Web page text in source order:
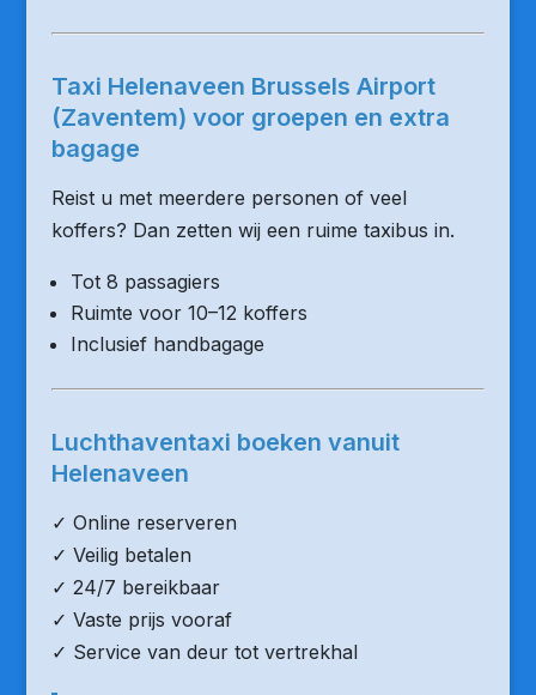
Taxi Helenaveen Brussels Airport
(Zaventem) voor groepen en extra
bagage
Reist u met meerdere personen of veel
koffers? Dan zetten wij een ruime taxibus in.
Tot 8 passagiers
Ruimte voor 10–12 koffers
Inclusief handbagage
Luchthaventaxi boeken vanuit
Helenaveen
✓ Online reserveren
✓ Veilig betalen
✓ 24/7 bereikbaar
✓ Vaste prijs vooraf
✓ Service van deur tot vertrekhal